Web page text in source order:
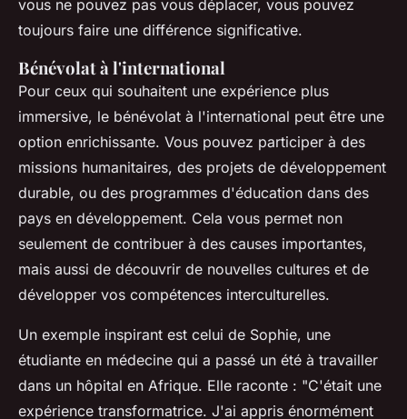
vous ne pouvez pas vous déplacer, vous pouvez
toujours faire une différence significative.
Bénévolat à l'international
Pour ceux qui souhaitent une expérience plus
immersive, le bénévolat à l'international peut être une
option enrichissante. Vous pouvez participer à des
missions humanitaires, des projets de développement
durable, ou des programmes d'éducation dans des
pays en développement. Cela vous permet non
seulement de contribuer à des causes importantes,
mais aussi de découvrir de nouvelles cultures et de
développer vos compétences interculturelles.
Un exemple inspirant est celui de Sophie, une
étudiante en médecine qui a passé un été à travailler
dans un hôpital en Afrique. Elle raconte : "C'était une
expérience transformatrice. J'ai appris énormément